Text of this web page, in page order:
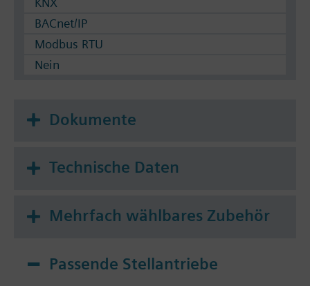
BACnet/IP
Modbus RTU
Nein
Dokumente
Technische Daten
Mehrfach wählbares Zubehör
Passende Stellantriebe